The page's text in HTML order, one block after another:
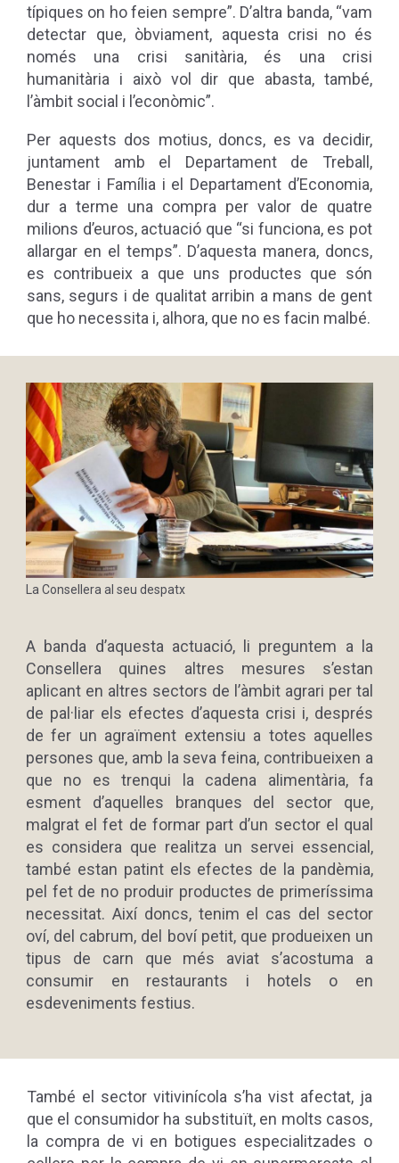
típiques on ho feien sempre”. D’altra banda,“vam
detectar que, òbviament, aquesta crisi no és
només una crisi sanitària, és una crisi
humanitària i això vol dir que abasta, també,
l’àmbit social i l’econòmic”.
Per aquests dos motius, doncs, es va decidir,
juntament amb el Departament de Treball,
Benestar i Família i el Departament d’Economia,
dur a terme una compra per valor de quatre
milions d’euros, actuació que “si funciona,es pot
allargar en el temps”. D’aquesta manera, doncs,
es contribueix a que uns productes que són
sans, segurs i de qualitat arribin a mans de gent
que ho necessita i, alhora, que no es facin malbé.
La Consellera al seu despatx
A banda d’aquesta actuació, li preguntem a la
Consellera quines altres mesures s’estan
aplicant en altres sectors de l’àmbit agrari per tal
de pal·liar els efectes d’aquesta crisi i, després
de fer un agraïment extensiu a totes aquelles
persones que, amb la seva feina, contribueixen a
que no es trenqui la cadena alimentària, fa
esment d’aquelles branques del sector que,
malgrat el fet de formar part d’un sector el qual
es considera que realitza un servei essencial,
també estan patint els efectes de la pandèmia,
pel fet de no produir productes de primeríssima
necessitat. Així doncs, tenim el cas del sector
oví, del cabrum, del boví petit, que produeixen un
tipus de carn que més aviat s’acostuma a
consumir en restaurants i hotels o en
esdeveniments festius.
També el sector vitivinícola s’ha vist afectat, ja
que el consumidor ha substituït, en molts casos,
la compra de vi en botigues especialitzades o